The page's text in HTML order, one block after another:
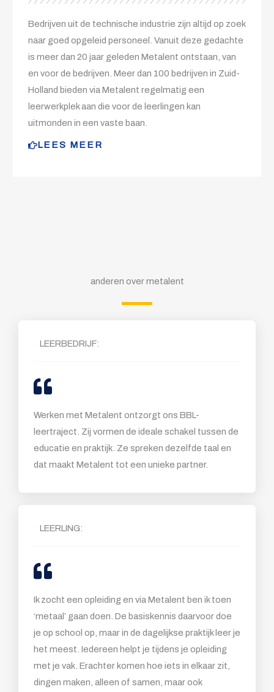
Bedrijven uit de technische industrie zijn altijd op zoek
naar goed opgeleid personeel. Vanuit deze gedachte
is meer dan 20 jaar geleden Metalent ontstaan, van
en voor de bedrijven. Meer dan 100 bedrijven in Zuid-
Holland bieden via Metalent regelmatig een
leerwerkplek aan die voor de leerlingen kan
uitmonden in een vaste baan.
LEES MEER
anderen over metalent
LEERBEDRIJF:
Werken met Metalent ontzorgt ons BBL-
leertraject. Zij vormen de ideale schakel tussen de
educatie en praktijk. Ze spreken dezelfde taal en
dat maakt Metalent tot een unieke partner.
LEERLING:
Ik zocht een opleiding en via Metalent ben ik toen
‘metaal’ gaan doen. De basiskennis daarvoor doe
je op school op, maar in de dagelijkse praktijk leer je
het meest. Iedereen helpt je tijdens je opleiding
met je vak. Erachter komen hoe iets in elkaar zit,
dingen maken, alleen of samen, maar ook